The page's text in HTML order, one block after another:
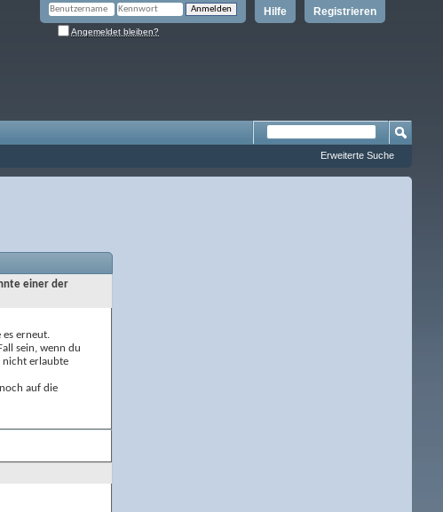
Registrieren
Hilfe
Angemeldet bleiben?
Erweiterte Suche
einer der
es erneut.
sein, wenn du
nicht erlaubte
auf die